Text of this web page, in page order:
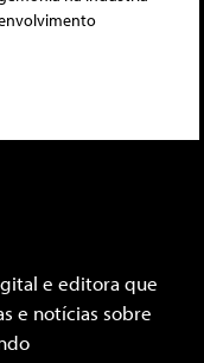
e editora que
e notícias sobre